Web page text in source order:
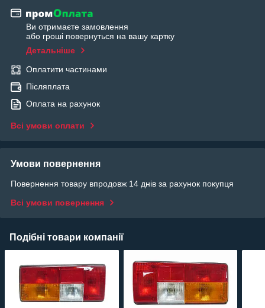
Ви отримаєте замовлення
або гроші повернуться на вашу картку
Детальніше
Оплатити частинами
Післяплата
Оплата на рахунок
Всі умови оплати
Умови повернення
Повернення товару впродовж 14 днів за рахунок покупця
Всі умови повернення
Подібні товари компанії